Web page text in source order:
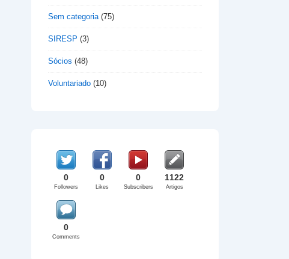
Sem categoria(75)
SIRESP (3)
Sócios (48)
Voluntariado (10)
0
Followers
0
Likes
0
Subscribers
1122
Artigos
0
Comments